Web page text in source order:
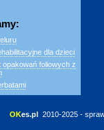
dla dzieci
opakowań foliowych z
OKes.pl 2010-2025 -